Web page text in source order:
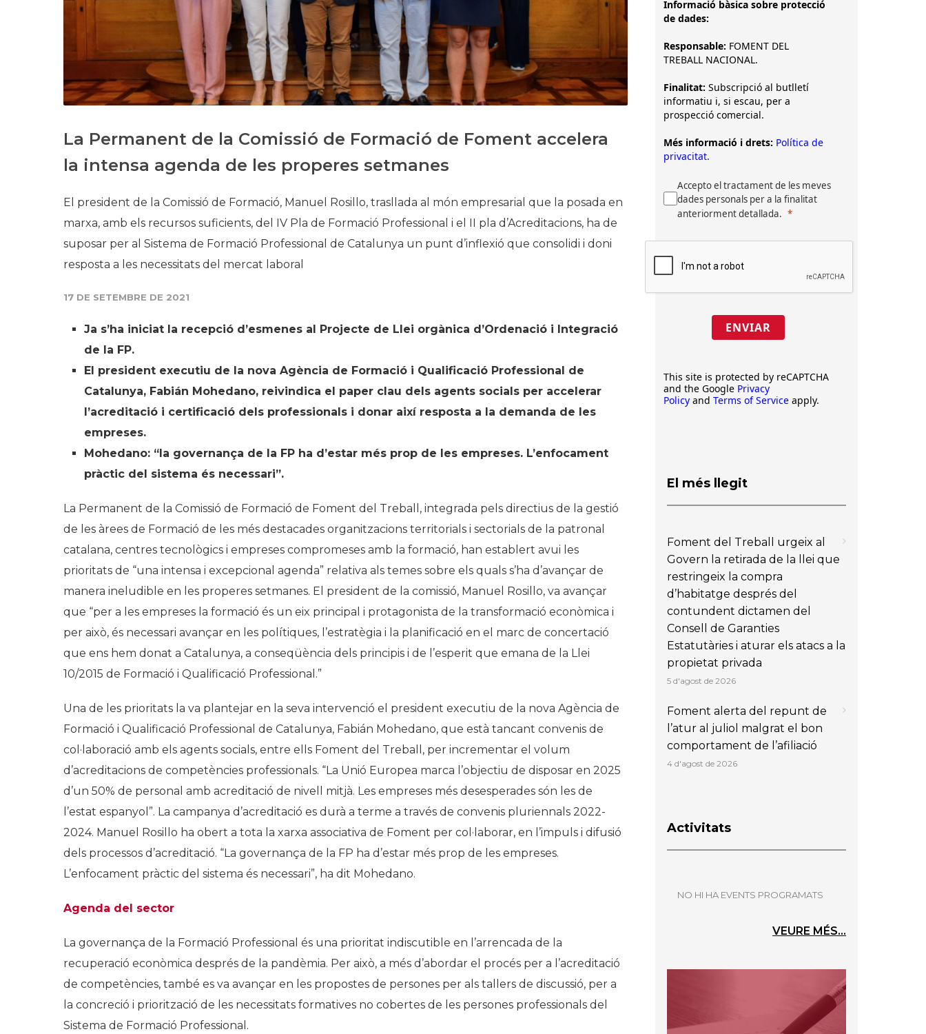
Biblioteca Arxiu
Seu Social
La Permanent de la Comissió de Formació de Foment accelera
la intensa agenda de les properes setmanes
El president de la Comissió de Formació, Manuel Rosillo, trasllada al món empresarial que la posada en
marxa, amb els recursos suficients, del IV Pla de Formació Professional i el II pla d’Acreditacions, ha de
suposar per al Sistema de Formació Professional de Catalunya un punt d’inflexió que consolidi i doni
resposta a les necessitats del mercat laboral
17 DE SETEMBRE DE 2021
Ja s’ha iniciat la recepció d’esmenes al Projecte de Llei orgànica d’Ordenació i Integració
de la FP.
El president executiu de la nova Agència de Formació i Qualificació Professional de
Catalunya, Fabián Mohedano, reivindica el paper clau dels agents socials per accelerar
l’acreditació i certificació dels professionals i donar així resposta a la demanda de les
empreses.
Mohedano: “la governança de la FP ha d’estar més prop de les empreses. L’enfocament
pràctic del sistema és necessari”.
La Permanent de la Comissió de Formació de Foment del Treball, integrada pels directius de la gestió
de les àrees de Formació de les més destacades organitzacions territorials i sectorials de la patronal
catalana, centres tecnològics i empreses compromeses amb la formació, han establert avui les
prioritats de “una intensa i excepcional agenda” relativa als temes sobre els quals s’ha d’avançar de
manera ineludible en les properes setmanes. El president de la comissió, Manuel Rosillo, va avançar
que “per a les empreses la formació és un eix principal i protagonista de la transformació econòmica i
per això, és necessari avançar en les polítiques, l’estratègia i la planificació en el marc de concertació
que ens hem donat a Catalunya, a conseqüència dels principis i de l’esperit que emana de la Llei
10/2015 de Formació i Qualificació Professional.”
Una de les prioritats la va plantejar en la seva intervenció el president executiu de la nova Agència de
Formació i Qualificació Professional de Catalunya, Fabián Mohedano, que està tancant convenis de
col·laboració amb els agents socials, entre ells Foment del Treball, per incrementar el volum
d’acreditacions de competències professionals. “La Unió Europea marca l’objectiu de disposar en 2025
d’un 50% de personal amb acreditació de nivell mitjà. Les empreses més desesperades són les de
l’estat espanyol”. La campanya d’acreditació es durà a terme a través de convenis pluriennals 2022-
2024. Manuel Rosillo ha obert a tota la xarxa associativa de Foment per col·laborar, en l’impuls i difusió
dels processos d’acreditació. “La governança de la FP ha d’estar més prop de les empreses.
L’enfocament pràctic del sistema és necessari”, ha dit Mohedano.
Agenda del sector
La governança de la Formació Professional és una prioritat indiscutible en l’arrencada de la
recuperació econòmica després de la pandèmia. Per això, a més d’abordar el procés per a l’acreditació
de competències, també es va avançar en les propostes de persones per als tallers de discussió, per a
la concreció i priorització de les necessitats formatives no cobertes de les persones professionals del
Sistema de Formació Professional.
Informació bàsica sobre protecció
de dades:
Responsable: FOMENT DEL
TREBALL NACIONAL.
Finalitat: Subscripció al butlletí
informatiu i, si escau, per a
prospecció comercial.
Més informació i drets: Política de
privacitat.
Accepto el tractament de les meves
dades personals per a la finalitat
anteriorment detallada.
ENVIAR
This site is protected by reCAPTCHA
and the Google Privacy
Policy and Terms of Service apply.
El més llegit
Foment del Treball urgeix al
Govern la retirada de la llei que
restringeix la compra
d’habitatge després del
contundent dictamen del
Consell de Garanties
Estatutàries i aturar els atacs a la
propietat privada
5 d'agost de 2026
Foment alerta del repunt de
l’atur al juliol malgrat el bon
comportament de l’afiliació
4 d'agost de 2026
Activitats
NO HI HA EVENTS PROGRAMATS
VEURE MÉS...